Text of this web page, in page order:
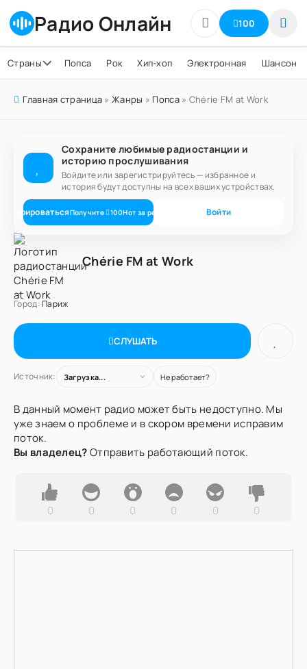
Радио Онлайн 100
Страны Попса Рок Хип-хоп Электронная Шансон
Главная страница »Жанры » Попса» Chérie FM at Work
Сохраните любимые радиостанции и
историю прослушивания
Войдите или зарегистрируйтесь — избранное и
история будут доступны на всех ваших устройствах.
Получите 100Нот за регистрацию Войти
Chérie FM at Work
Город:Париж
СЛУШАТЬ
Источник: Загрузка... Не работает?
В данный момент радио может быть недоступно. Мы
уже знаем о проблеме и в скором времени исправим
поток.
Вы владелец?Отправить работающий поток.
0 0 0 0 0 0